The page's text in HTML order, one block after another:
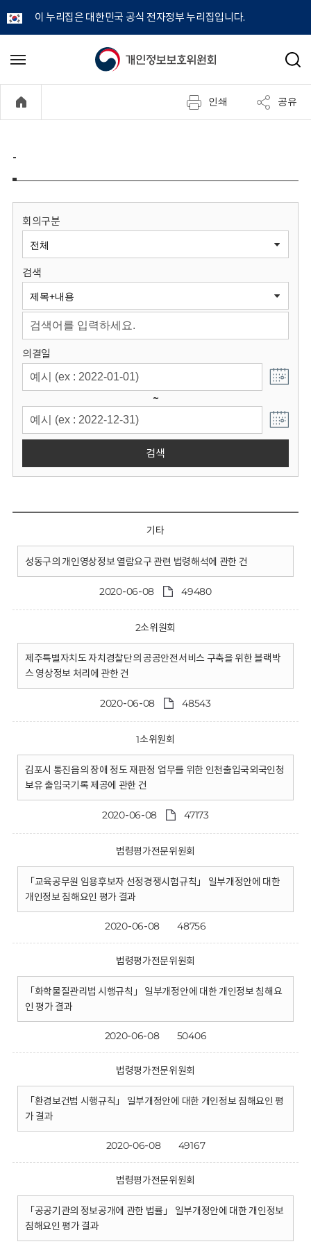
이 누리집은 대한민국 공식 전자정부 누리집입니다.
개
정
보
원
회
메
기
검
인쇄 공유
-
회의구분
검색
의결일
~
검색
기타
성동구의 개인영상정보 열람요구 관련 법령해석에 관한 건
2020-06-08 49480
2소위원회
제주특별자치도 자치경찰단의 공공안전서비스 구축을 위한 블랙박
스 영상정보 처리에 관한 건
2020-06-08 48543
1소위원회
김포시 통진읍의 장애 정도 재판정 업무를 위한 인천출입국외국인청
보유 출입국기록 제공에 관한 건
2020-06-08 47173
법령평가전문위원회
「교육공무원 임용후보자 선정경쟁시험규칙」 일부개정안에 대한
개인정보 침해요인 평가 결과
2020-06-08 48756
법령평가전문위원회
「화학물질관리법 시행규칙」 일부개정안에 대한 개인정보 침해요
인 평가 결과
2020-06-08 50406
법령평가전문위원회
「환경보건법 시행규칙」 일부개정안에 대한 개인정보 침해요인 평
가 결과
2020-06-08 49167
법령평가전문위원회
「공공기관의 정보공개에 관한 법률」 일부개정안에 대한 개인정보
침해요인 평가 결과